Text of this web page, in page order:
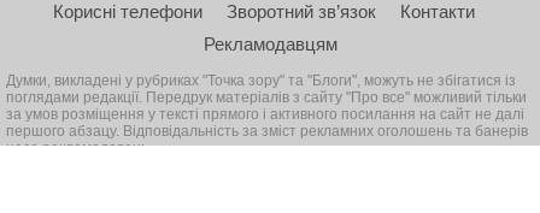
Корисні телефони Зворотний зв’язок
Контакти
Рекламодавцям
Думки, викладені у рубриках "Точка зору" та "Блоги", можуть не збігатися із
поглядами редакції. Передрук матеріалів з сайту "Про все" можливий тільки
за умов розміщення у тексті прямого і активного посилання на сайт не далі
першого абзацу. Відповідальність за зміст рекламних оголошень та банерів
несе рекламодавець